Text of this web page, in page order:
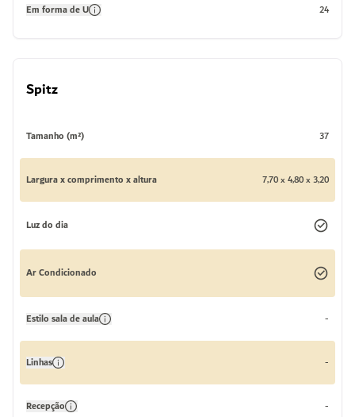
Em forma de U 24
Spitz
Tamanho (m²) 37
Largura x comprimento x altura 7,70 x 4,80 x 3,20
Luz do dia
Ar Condicionado
Estilo sala de aula -
Linhas -
Recepção -